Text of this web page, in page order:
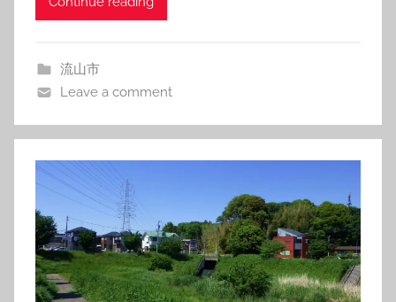
流山市
Leave a comment